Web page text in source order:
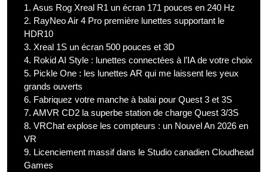
1. Asus Rog Xreal R1 un écran 171 pouces en 240 Hz
2. RayNeo Air 4 Pro première lunettes supportant le
HDR10
3. Xreal 1S un écran 500 pouces et 3D
4. Rokid AI Style : lunettes connectées à l’IA de votre choix
5. Pickle One : les lunettes AR qui me laissent les yeux
grands ouverts
6. Fabriquez votre manche à balai pour Quest 3 et 3S
7. AMVR CD2 la superbe station de charge Quest 3/3S
8. VRChat explose les compteurs : un Nouvel An 2026 en
VR
9. Licenciement massif dans le Studio canadien Cloudhead
Games